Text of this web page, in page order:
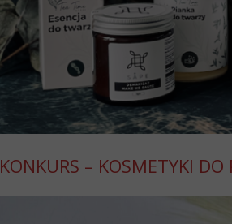
KONKURS – KOSMETYKI DO